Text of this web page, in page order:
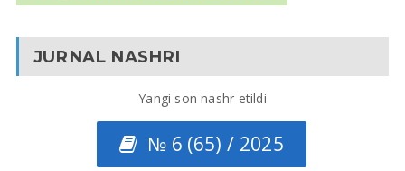
JURNAL NASHRI
Yangi son nashr etildi
№ 6 (65) / 2025